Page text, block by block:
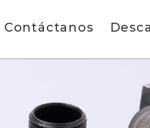
Contáctanos